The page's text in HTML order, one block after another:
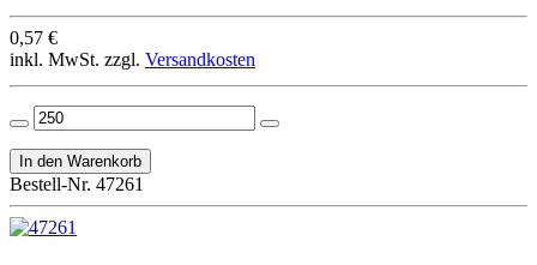
0,57 €
inkl. MwSt. zzgl. Versandkosten
Bestell-Nr. 47261